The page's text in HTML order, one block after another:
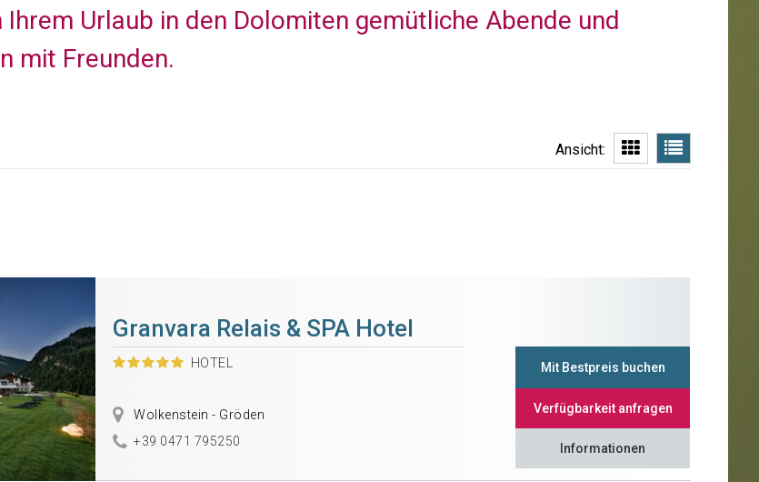
Ihrem Urlaub in den Dolomiten gemütliche Abende und
mit Freunden.
Ansicht:
Granvara Relais & SPA Hotel
HOTEL
Wolkenstein - Gröden
+39 0471 795250
Mit Bestpreis buchen
Verfügbarkeit anfragen
Informationen